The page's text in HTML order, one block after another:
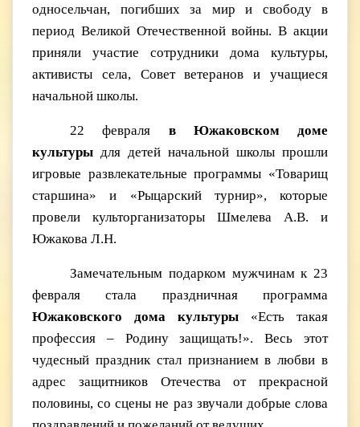
односельчан, погибших за мир и свободу в
период Великой Отечественной войны. В акции
приняли участие сотрудники дома культуры,
активисты села, Совет ветеранов и учащиеся
начальной школы.
22 февраля в Южаковском доме
культуры для детей начальной школы прошли
игровые развлекательные программы «Товарищ
старшина» и «Рыцарский турнир», которые
провели культорганизаторы Шмелева А.В. и
Южакова Л.Н.
Замечательным подарком мужчинам к 23
февраля стала праздничная программа
Южаковского дома культуры «Есть такая
профессия – Родину защищать!». Весь этот
чудесный праздник стал признанием в любви в
адрес защитников Отечества от прекрасной
половины, со сцены не раз звучали добрые слова